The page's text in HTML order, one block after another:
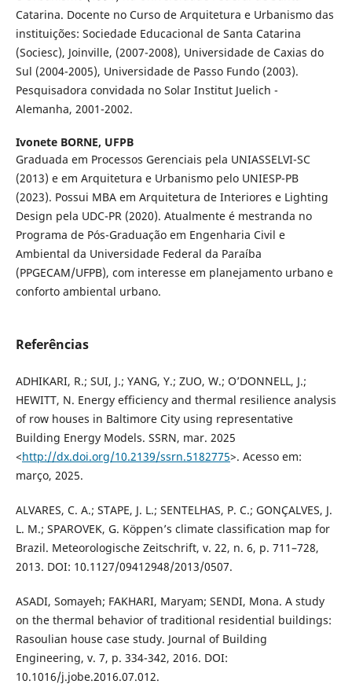
Catarina. Docente no Curso de Arquitetura e Urbanismo das
instituições: Sociedade Educacional de Santa Catarina
(Sociesc), Joinville, (2007-2008), Universidade de Caxias do
Sul (2004-2005), Universidade de Passo Fundo (2003).
Pesquisadora convidada no Solar Institut Juelich -
Alemanha, 2001-2002.
Ivonete BORNE, UFPB
Graduada em Processos Gerenciais pela UNIASSELVI-SC
(2013) e em Arquitetura e Urbanismo pelo UNIESP-PB
(2023). Possui MBA em Arquitetura de Interiores e Lighting
Design pela UDC-PR (2020). Atualmente é mestranda no
Programa de Pós-Graduação em Engenharia Civil e
Ambiental da Universidade Federal da Paraíba
(PPGECAM/UFPB), com interesse em planejamento urbano e
conforto ambiental urbano.
Referências
ADHIKARI, R.; SUI, J.; YANG, Y.; ZUO, W.; O’DONNELL, J.;
HEWITT, N. Energy efficiency and thermal resilience analysis
of row houses in Baltimore City using representative
Building Energy Models. SSRN, mar. 2025
<http://dx.doi.org/10.2139/ssrn.5182775>. Acesso em:
março, 2025.
ALVARES, C. A.; STAPE, J. L.; SENTELHAS, P. C.; GONÇALVES, J.
L. M.; SPAROVEK, G. Köppen’s climate classification map for
Brazil. Meteorologische Zeitschrift, v. 22, n. 6, p. 711–728,
2013. DOI: 10.1127/09412948/2013/0507.
ASADI, Somayeh; FAKHARI, Maryam; SENDI, Mona. A study
on the thermal behavior of traditional residential buildings:
Rasoulian house case study. Journal of Building
Engineering, v. 7, p. 334-342, 2016. DOI:
10.1016/j.jobe.2016.07.012.